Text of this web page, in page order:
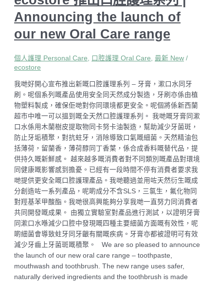
Announcing the launch of
our new Oral Care range
個人護理 Personal Care 口腔護理 Oral Care ,最新 New /
ecostore
我哋好開心宣布推出新嘅口腔護理系列 – 牙膏，漱口水同牙
刷。呢個系列嘅產品使用安全同天然成分製造，牙刷亦係由植
物塑料製成，確保佢哋對你同環境都更安全。呢個將係新西蘭
超市中唯一可以搵到嘅全天然口腔護理系列。 我哋嘅牙膏同漱
口水係用木蘭樹皮提取物同卡努卡油製造，幫助減少牙菌斑，
防止牙垢積聚，對抗蛀牙，消除導致口氣嘅細菌。天然精油包
括薄荷，留蘭香，薄荷醇同丁香葉，係合成香料嘅替代品，提
供持久嘅新鮮感。 越來越多嘅消費者對不同類別嘅產品對環境
同健康嘅影響感到擔憂。已經有一段時間不停有消費者要求我
哋提供更安全嘅口腔護理產品。我哋聽過並用咗天然衍生嘅成
分創造咗一系列產品，呢啲成分不含SLS，三氯生，氟化物同
對羥基苯甲酸酯。我哋很高興能夠分享我哋一直努力同消費者
共同開發嘅成果。 由獨立實驗室對產品進行測試，以證明牙膏
同漱口水喺減少口腔中發現嘅四種主要細菌方面嘅有效性，呢
啲細菌會導致蛀牙同牙齦有關嘅疾病。牙膏亦都被證明可有效
減少牙齒上牙菌斑嘅積聚。 We are so pleased to announce
the launch of our new oral care range – toothpaste,
mouthwash and toothbrush. The new range uses safer,
naturally derived ingredients and the toothbrush is made